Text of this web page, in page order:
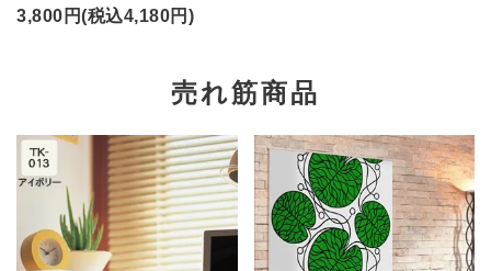
3,800円(税込4,180円)
売れ筋商品